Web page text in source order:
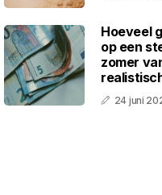
Hoeveel
op een
zomer
24 juni